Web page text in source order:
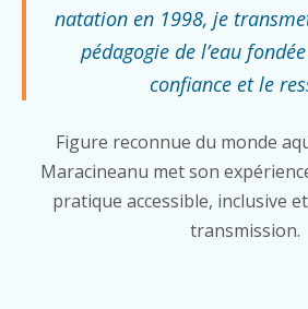
natation en 1998, je
pédagogie de l’eau
confiance et le
Figure reconnue du monde
Maracineanu met son
pratique accessible, inclusive
transmission.